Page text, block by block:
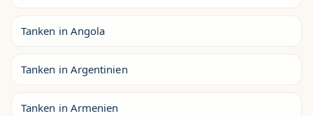
Tanken in Angola
Tanken in Argentinien
Tanken in Armenien